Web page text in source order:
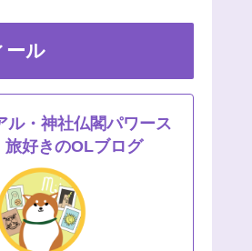
ール
ル・神社仏閣パワース
旅好きのOLブログ